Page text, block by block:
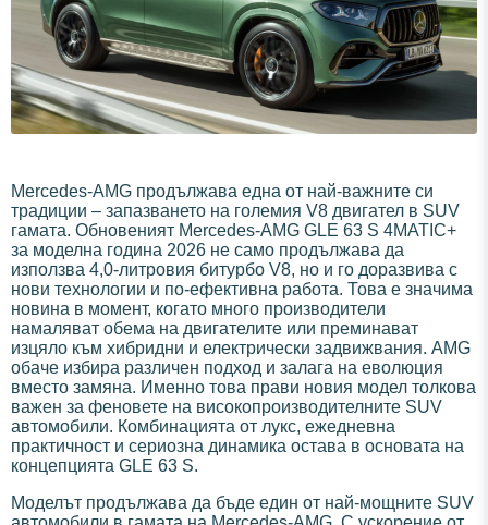
Mercedes-AMG продължава една от най-важните си
традиции – запазването на големия V8 двигател в SUV
гамата. Обновеният Mercedes-AMG GLE 63 S 4MATIC+
за моделна година 2026 не само продължава да
използва 4,0-литровия битурбо V8, но и го доразвива с
нови технологии и по-ефективна работа. Това е значима
новина в момент, когато много производители
намаляват обема на двигателите или преминават
изцяло към хибридни и електрически задвижвания. AMG
обаче избира различен подход и залага на еволюция
вместо замяна. Именно това прави новия модел толкова
важен за феновете на високопроизводителните SUV
автомобили. Комбинацията от лукс, ежедневна
практичност и сериозна динамика остава в основата на
концепцията GLE 63 S.
Моделът продължава да бъде един от най-мощните SUV